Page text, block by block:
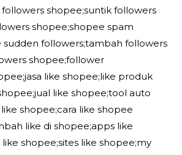
shopee;suntik followers
shopee;shopee spam
sudden followers;tambah followers
shopee;follower
like shopee;like produk
like shopee;tool auto
shopee;cara like shopee
like di shopee;apps like
shopee;sites like shopee;my